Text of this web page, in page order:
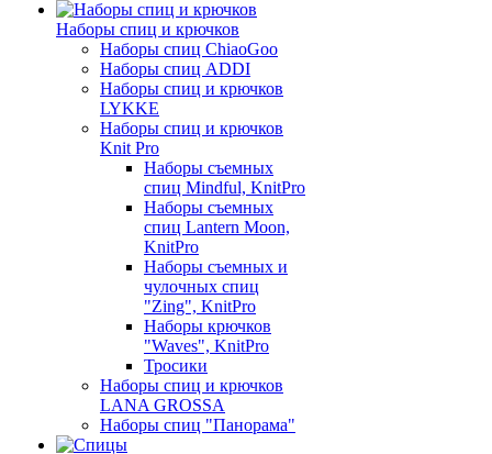
Наборы спиц и крючков
Наборы спиц ChiaoGoo
Наборы спиц ADDI
Наборы спиц и крючков
LYKKE
Наборы спиц и крючков
Knit Pro
Наборы съемных
спиц Mindful, KnitPro
Наборы съемных
спиц Lantern Moon,
KnitPro
Наборы съемных и
чулочных спиц
"Zing", KnitPro
Наборы крючков
"Waves", KnitPro
Тросики
Наборы спиц и крючков
LANA GROSSA
Наборы спиц "Панорама"